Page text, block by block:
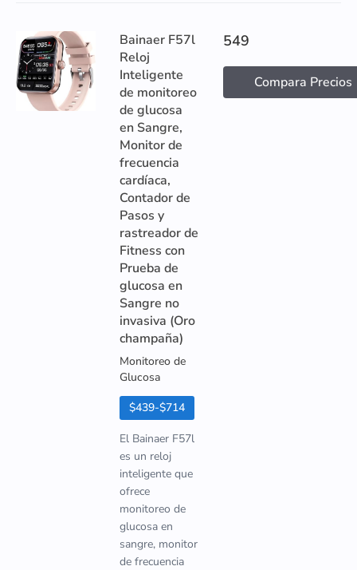
Bainaer F57l
Reloj
Inteligente
de monitoreo
de glucosa
en Sangre,
Monitor de
frecuencia
cardíaca,
Contador de
Pasos y
rastreador de
Fitness con
Prueba de
glucosa en
Sangre no
invasiva (Oro
champaña)
Monitoreo de
Glucosa
$439-$714
El Bainaer F57l
es un reloj
inteligente que
ofrece
monitoreo de
glucosa en
sangre, monitor
de frecuencia
549
Compara Precios